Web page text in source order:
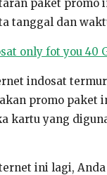
paket promo
tanggal dan
only fot you 40
indosat
promo paket
yang
ini lagi,